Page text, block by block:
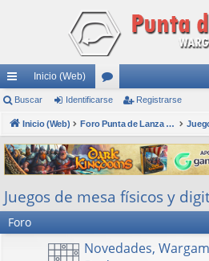
nl
ac
es
rá
pi
do
Inicio (Web)
or
os
Buscar Identificarse Registrarse
Inicio (Web) Foro Punta de Lanza Wargames
Juegos de mesa físicos y
Foro
Novedades,